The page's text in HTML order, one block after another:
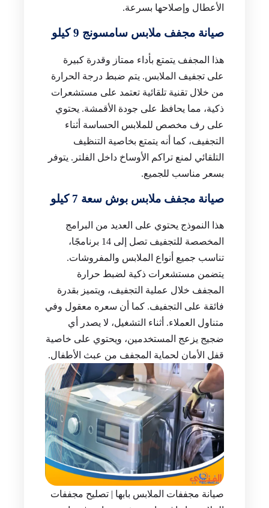
الأعطال وإصلاحها بسرعة.
صيانة مجفف ملابس سامسونج 9 كيلو
هذا المجفف يتمتع بأداء ممتاز وقدرة كبيرة
على تجفيف الملابس. يتم ضبط درجة الحرارة
من خلال تقنية تلقائية تعتمد على مستشعرات
ذكية، مما يحافظ على جودة الأقمشة. يحتوي
على رف مخصص للملابس الحساسة أثناء
التجفيف، كما أنه يتمتع بخاصية التنظيف
التلقائي لمنع تراكم الأوساخ داخل الفلتر. يتوفر
بسعر مناسب للجميع.
صيانة مجفف ملابس بوش سعة 7 كيلو
هذا النموذج يحتوي على العديد من البرامج
المخصصة للتجفيف تصل إلى 14 برنامجًا،
تناسب جميع أنواع الملابس والمفروشات.
يتضمن مستشعرات ذكية لضبط حرارة
المجفف خلال عملية التجفيف، ويتميز بقدرة
فائقة على التجفيف. كما أن سعره معقول وفي
متناول العملاء. أثناء التشغيل، لا يصدر أي
ضجيج يزعج المستخدمين، ويحتوي على خاصية
قفل الأمان لحماية المجفف من عبث الأطفال.
صيانة مجففات الملابس بابها | تصليح مجففات